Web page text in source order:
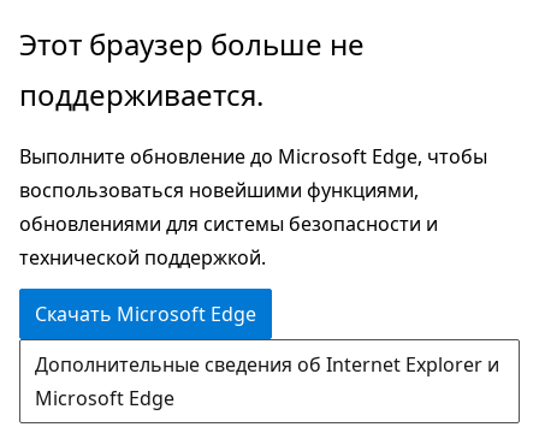
Пропустить
перейти
основному
содержимому
Переход
навигации
странице
Этот браузер больше не
поддерживается.
Выполните обновление до Microsoft Edge, чтобы
воспользоваться новейшими функциями,
обновлениями для системы безопасности и
технической поддержкой.
Скачать Microsoft Edge
Дополнительные сведения об Internet Explorer и
Microsoft Edge